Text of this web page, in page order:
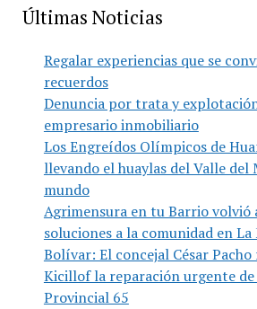
Últimas Noticias
Regalar experiencias que se
recuerdos
Denuncia por trata y
empresario inmobiliario
Los Engreídos Olímpicos de
llevando el huaylas del Valle
mundo
Agrimensura en tu Barrio volvió
soluciones a la comunidad en
Bolívar: El concejal César
Kicillof la reparación urgente de
Provincial 65